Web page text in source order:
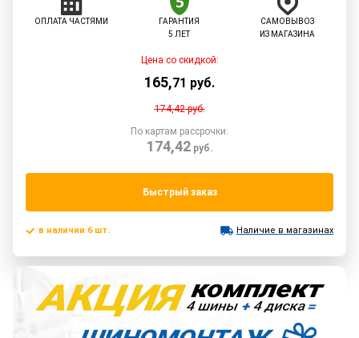
ОПЛАТА ЧАСТЯМИ
ГАРАНТИЯ
5 ЛЕТ
САМОВЫВОЗ
ИЗ МАГАЗИНА
Цена со скидкой:
165,71 руб.
174,42руб.
По картам рассрочки:
174,42руб.
Быстрый заказ
в наличии 6 шт. Наличие в магазинах